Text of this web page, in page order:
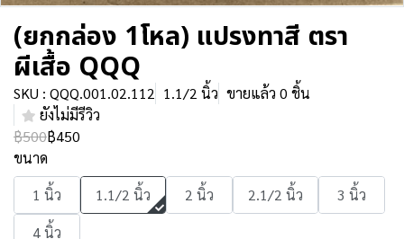
(ยกกล่อง 1โหล) แปรงทาสี ตรา
ผีเสื้อ QQQ
SKU : QQQ.001.02.112 1.1/2 นิ้ว ขายแล้ว 0 ชิ้น
ยังไม่มีรีวิว
฿500฿450
ขนาด
1 นิ้ว
1.1/2 นิ้ว 2 นิ้ว 2.1/2 นิ้ว
3 นิ้ว
4 นิ้ว